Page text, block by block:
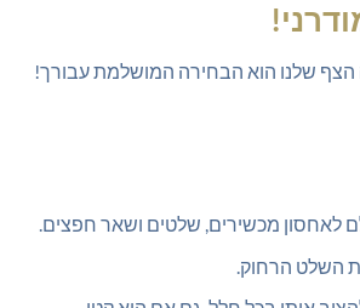
הצף שלנו הוא הבחירה המושלמת עבורך!
לאחסון מכשירים, שלטים ושאר חפצים.
השלט הרחוק.